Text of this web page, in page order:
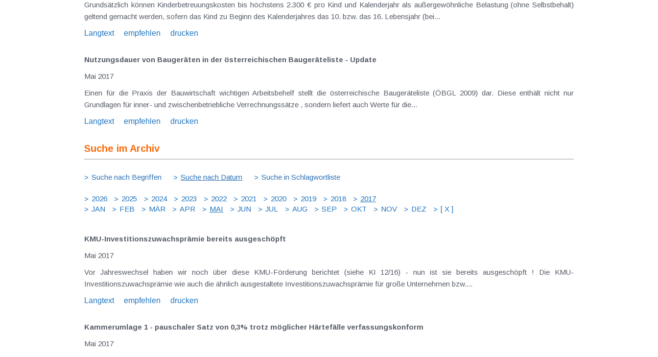
Grundsätzlich können Kinderbetreuungskosten bis höchstens 2.300 € pro Kind und Kalenderjahr als außergewöhnliche Belastung (ohne Selbstbehalt)
geltend gemacht werden, sofern das Kind zu Beginn des Kalenderjahres das 10. bzw. das 16. Lebensjahr (bei...
Langtext
empfehlen drucken
Nutzungsdauer von Baugeräten in der österreichischen Baugeräteliste - Update
Mai 2017
Einen für die Praxis der Bauwirtschaft wichtigen Arbeitsbehelf stellt die österreichische Baugeräteliste (ÖBGL 2009) dar. Diese enthält nicht nur
Grundlagen für inner- und zwischenbetriebliche Verrechnungssätze , sondern liefert auch Werte für die...
Langtext
empfehlen drucken
Suche im Archiv
Suche nach Begriffen Suche nach Datum Suche in Schlagwortliste
2026 2025 2024 2023 2022 2021 2020 2019 2018
2017
JAN
FEB MÄR APR MAI JUN JUL AUG SEP OKT NOV DEZ [ X ]
KMU-Investitionszuwachsprämie bereits ausgeschöpft
Mai 2017
Vor Jahreswechsel haben wir noch über diese KMU-Förderung berichtet (siehe KI 12/16) - nun ist sie bereits ausgeschöpft ! Die KMU-
Investitionszuwachsprämie wie auch die ähnlich ausgestaltete Investitionszuwachsprämie für große Unternehmen bzw....
Langtext
empfehlen drucken
Kammerumlage 1 - pauschaler Satz von 0,3% trotz möglicher Härtefälle verfassungskonform
Mai 2017